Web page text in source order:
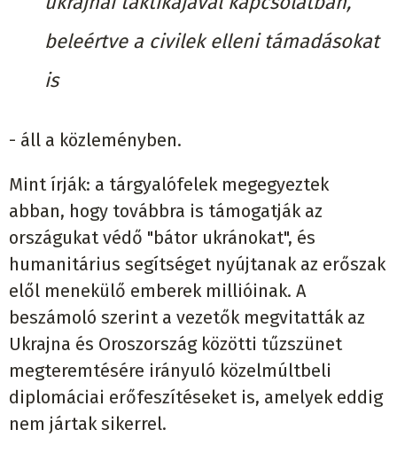
beleértve a civilek elleni támadásokat
is
- áll a közleményben.
Mint írják: a tárgyalófelek megegyeztek
abban, hogy továbbra is támogatják az
országukat védő "bátor ukránokat", és
humanitárius segítséget nyújtanak az erőszak
elől menekülő emberek millióinak. A
beszámoló szerint a vezetők megvitatták az
Ukrajna és Oroszország közötti tűzszünet
megteremtésére irányuló közelmúltbeli
diplomáciai erőfeszítéseket is, amelyek eddig
nem jártak sikerrel.